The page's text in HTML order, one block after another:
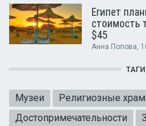
Египет
стоимость
$45
Анна Попова,
ТАГИ
Музеи
Религиозные
Достопримечательности